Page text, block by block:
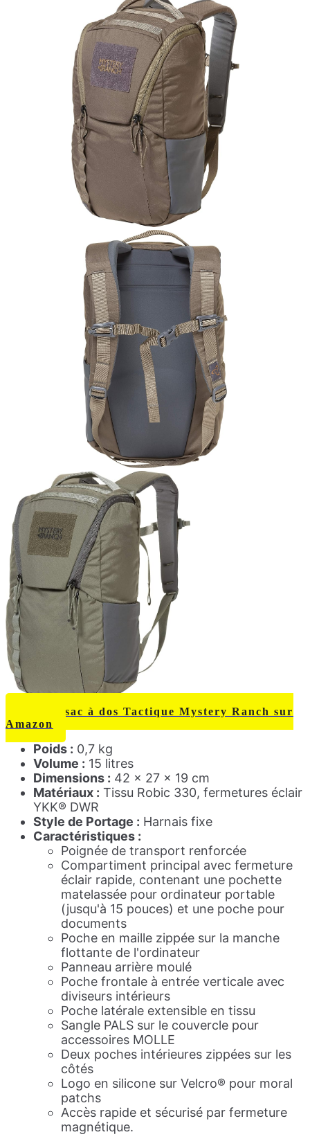
Voir ce sac à dos Tactique Mystery Ranch sur
Amazon
Poids : 0,7 kg
Volume : 15 litres
Dimensions : 42 x 27 x 19 cm
Matériaux : Tissu Robic 330, fermetures éclair
YKK® DWR
Style de Portage : Harnais fixe
Caractéristiques :
Poignée de transport renforcée
Compartiment principal avec fermeture
éclair rapide, contenant une pochette
matelassée pour ordinateur portable
(jusqu'à 15 pouces) et une poche pour
documents
Poche en maille zippée sur la manche
flottante de l'ordinateur
Panneau arrière moulé
Poche frontale à entrée verticale avec
diviseurs intérieurs
Poche latérale extensible en tissu
Sangle PALS sur le couvercle pour
accessoires MOLLE
Deux poches intérieures zippées sur les
côtés
Logo en silicone sur Velcro® pour moral
patchs
Accès rapide et sécurisé par fermeture
magnétique.